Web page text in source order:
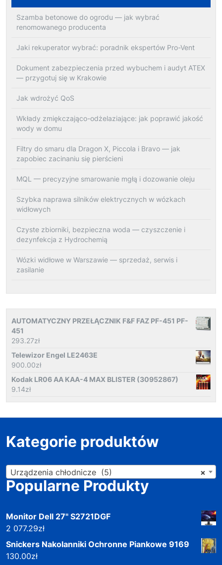
Szamba betonowe do ogrodu — jak wybrać
renomowanego producenta
Jaki rekuperator wybrać: poradnik ekspertów Pro-Vent
Dokument zabezpieczenia przed wybuchem i audyt ATEX
— przygotuj się w Krakowie
Jak wdrożyć QoS
Wkłady zmiękczająco-odżelaziające: jak poprawić jakość
wody w domu
Filtry do smaru dla Dragon X, Piccola i Bravo — jak
zapobiec zacinaniu się pierścieni
MQL — precyzyjne smarowanie mgłą i dozowanie oleju
Szybka naprawa silników elektrycznych w wózkach
widłowych
Czyste zbiorniki, bezpieczna woda — czyszczenie i
dezynfekcja z Hydrochemią
Wózki widłowe w Warszawie — sprzedaż, serwis i
zasilanie
AUTOMATYCZNY PRZEŁĄCZNIK F&F FAZ PF-451 PF-
451
293.27zł
Telewizor Engel LE2463E
900.00zł
Kodak LR06 AA KAA-4 MAX BLISTER (30952867)
9.14zł
Kategorie produktów
×
Urządzenia chłodnicze (5)
Popularne Produkty
Monitor Dell 27" S2721DGF
2 077.29zł
Snickers Nakolanniki Ochronne Piankowe 9169
130.00zł